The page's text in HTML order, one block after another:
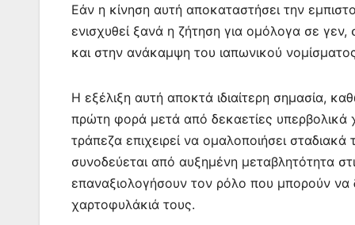
Εάν η κίνηση αυτή αποκαταστήσει την
ενισχυθεί ξανά η ζήτηση για ομόλογα σε
και στην ανάκαμψη του ιαπωνικού
Η εξέλιξη αυτή αποκτά ιδιαίτερη σημασία,
πρώτη φορά μετά από δεκαετίες υπερβολικά
τράπεζα επιχειρεί να ομαλοποιήσει
συνοδεύεται από αυξημένη μεταβλητότητα
επαναξιολογήσουν τον ρόλο που μπορούν να
χαρτοφυλάκιά τους.